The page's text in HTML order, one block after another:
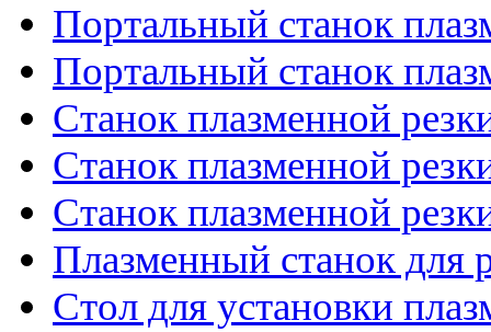
Портальный станок
Портальный станок
Станок плазменной
Станок плазменной
Станок плазменной
Плазменный станок для
Стол для установки